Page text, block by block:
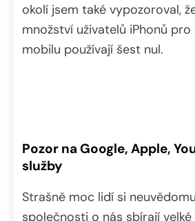
okolí jsem také vypozoroval,
množství uživatelů iPhonů
mobilu používají šest nul.
Pozor na Google, Apple,
služby
Strašně moc lidí si
společnosti o nás sbírají